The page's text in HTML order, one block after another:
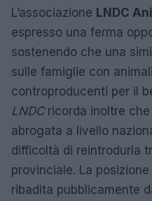
L’associazione LNDC
espresso una ferma
sostenendo che una
sulle famiglie con
controproducenti per il
LNDCricorda inoltre che
abrogata a livello
difficoltà di reintrodurla
provinciale. La
ribadita pubblicamente